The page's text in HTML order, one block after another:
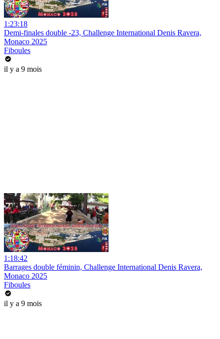
1:23:18
Demi-finales double -23, Challenge International Denis Ravera,
Monaco 2025
Fiboules
il y a 9 mois
1:18:42
Barrages double féminin, Challenge International Denis Ravera,
Monaco 2025
Fiboules
il y a 9 mois